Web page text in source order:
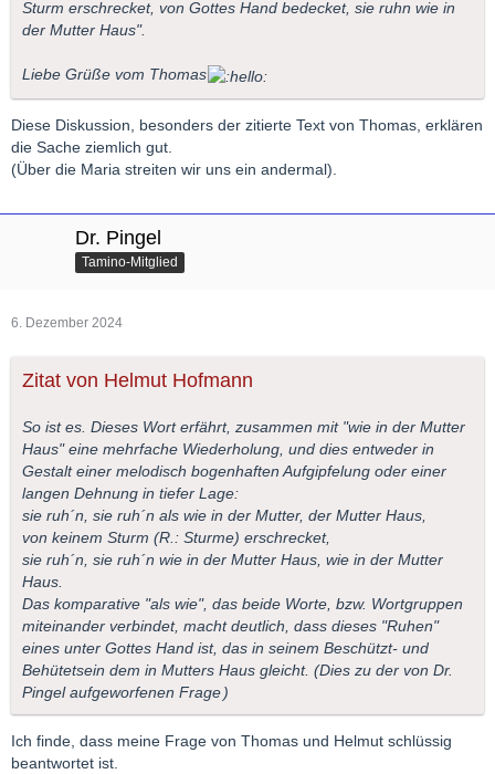
Sturm erschrecket, von Gottes Hand bedecket, sie ruhn wie in
der Mutter Haus".
Liebe Grüße vom Thomas
Diese Diskussion, besonders der zitierte Text von Thomas, erklären
die Sache ziemlich gut.
(Über die Maria streiten wir uns ein andermal).
Dr. Pingel
Tamino-Mitglied
6. Dezember 2024
Zitat von Helmut Hofmann
So ist es. Dieses Wort erfährt, zusammen mit "wie in der Mutter
Haus" eine mehrfache Wiederholung, und dies entweder in
Gestalt einer melodisch bogenhaften Aufgipfelung oder einer
langen Dehnung in tiefer Lage:
sie ruh´n, sie ruh´n als wie in der Mutter, der Mutter Haus,
von keinem Sturm (R.: Sturme) erschrecket,
sie ruh´n, sie ruh´n wie in der Mutter Haus, wie in der Mutter
Haus.
Das komparative "als wie", das beide Worte, bzw. Wortgruppen
miteinander verbindet, macht deutlich, dass dieses "Ruhen"
eines unter Gottes Hand ist, das in seinem Beschützt- und
Behütetsein dem in Mutters Haus gleicht. (Dies zu der von Dr.
Pingel aufgeworfenen Frage)
Ich finde, dass meine Frage von Thomas und Helmut schlüssig
beantwortet ist.